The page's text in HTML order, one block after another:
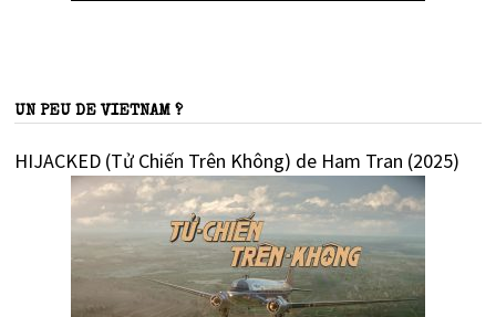
UN PEU DE VIETNAM ?
HIJACKED (Tử Chiến Trên Không) de Ham Tran (2025)